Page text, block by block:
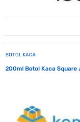
BOTOL KACA
200ml Botol Kaca